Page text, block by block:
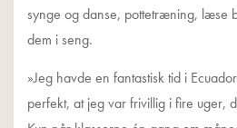
synge og danse, pottetræning, læse
dem i seng.
»Jeg havde en fantastisk tid i
perfekt, at jeg var frivillig i fire uger,